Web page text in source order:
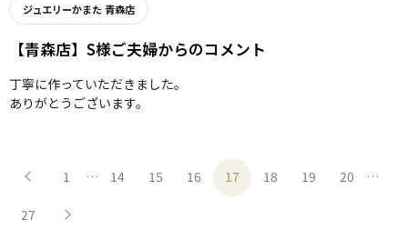
ジュエリーかまた 青森店
【青森店】S様ご夫婦からのコメント
丁寧に作っていただきました。
ありがとうございます。
1 … 14 15 16 17 18 19 20 …
27